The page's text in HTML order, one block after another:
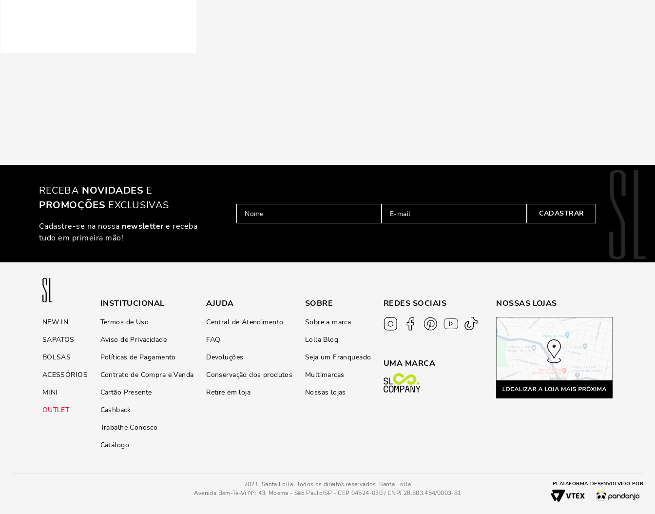
RECEBA NOVIDADES E
PROMOÇÕES EXCLUSIVAS
Cadastre-se na nossa newslettere receba
tudo em primeira mão!
CADASTRAR
NEW IN
SAPATOS
BOLSAS
ACESSÓRIOS
MINI
OUTLET
INSTITUCIONAL
Termos de Uso
Aviso de Privacidade
Políticas de Pagamento
Contrato de Compra e Venda
Cartão Presente
Cashback
Trabalhe Conosco
Catálogo
AJUDA
Central de Atendimento
FAQ
Devoluções
Conservação dos produtos
Retire em loja
SOBRE
Sobre a marca
Lolla Blog
Seja um Franqueado
Multimarcas
Nossas lojas
REDES SOCIAIS
UMA MARCA
NOSSAS LOJAS
2021, Santa Lolla, Todos os direitos reservados, Santa Lolla
Avenida Bem-Te-Vi N°: 43, Moema - São Paulo/SP - CEP 04524-030 / CNPJ 28.803.454/0003-81
PLATAFORMA DESENVOLVIDO POR